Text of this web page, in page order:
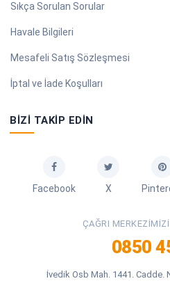
Sıkça Sorulan Sorular
Havale Bilgileri
Mesafeli Satış Sözleşmesi
İptal ve İade Koşulları
BIZI TAKIP EDIN
Facebook X
ÇAĞRI
0850
İvedik Osb Mah. 1441. Cadde.